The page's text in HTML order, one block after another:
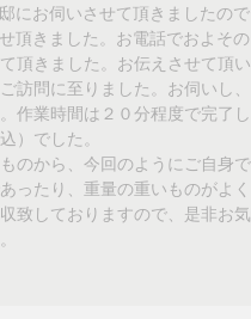
にお伺いさせて頂きましたので
頂きました。お電話でおよそ
頂きました。お伝えさせて頂
訪問に至りました。お伺いし
作業時間は２０分程度で完了
）でした。
のから、今回のようにご自身
ったり、重量の重いものがよ
致しておりますので、是非お